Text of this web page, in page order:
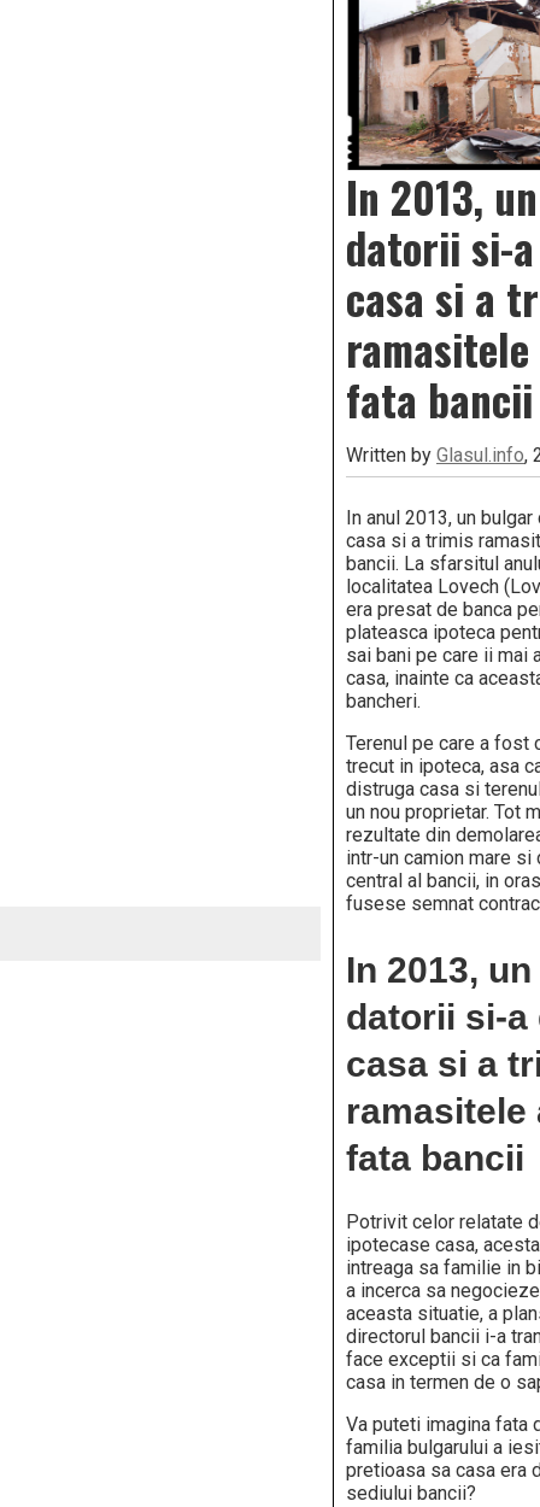
In 2013,
datorii si-
casa si a
fata bancii
Written by Glasul.info,
In anul 2013, un
casa si a trimis
bancii. La sfarsitul
localitatea Lovech
era presat de banca
plateasca ipoteca
sai bani pe care ii mai
casa, inainte ca
bancheri.
Terenul pe care a fost
trecut in ipoteca, asa
distruga casa si
un nou proprietar. Tot
rezultate din
intr-un camion mare
central al bancii, in
fusese semnat
In 2013,
datorii si-a
casa si a
ramasitele
fata bancii
Potrivit celor relatate
ipotecase casa,
intreaga sa familie in
a incerca sa
aceasta situatie, a
directorul bancii i-a
face exceptii si ca
casa in termen de o
Va puteti imagina fata
familia bulgarului a
pretioasa sa casa era
sediului bancii?